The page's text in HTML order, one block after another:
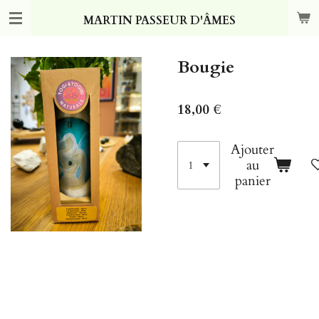
Passer
principal
MARTIN PASSEUR D'ÂMES
Bougie
18,00 €
Ajouter
au
panier